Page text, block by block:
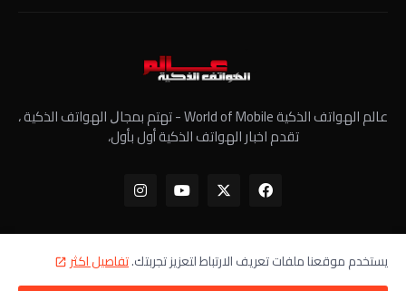
عالم الهواتف الذكية World of Mobile - ﺗﻬﺘﻢ ﺑﻤﺠﺎﻝ الهواتف الذكية ،
تقدم اخبار الهواتف الذكية أول بأول،
الرئيسية معلومات عنا سياسة الخصوصية اتصل بنا
يستخدم موقعنا ملفات تعريف الارتباط لتعزيز تجربتك.تفاصيل اكثر